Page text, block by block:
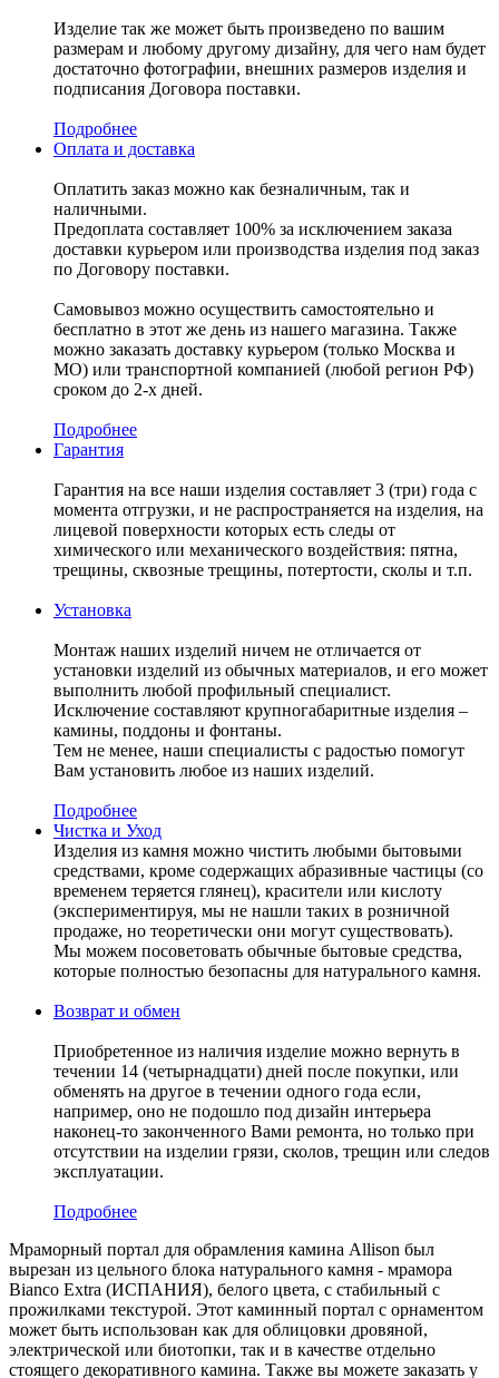
Изделие так же может быть произведено по вашим
размерам и любому другому дизайну, для чего нам будет
достаточно фотографии, внешних размеров изделия и
подписания Договора поставки.
Подробнее
Оплата и доставка
Оплатить заказ можно как безналичным, так и
наличными.
Предоплата составляет 100% за исключением заказа
доставки курьером или производства изделия под заказ
по Договору поставки.
Самовывоз можно осуществить самостоятельно и
бесплатно в этот же день из нашего магазина. Также
можно заказать доставку курьером (только Москва и
МО) или транспортной компанией (любой регион РФ)
сроком до 2-х дней.
Подробнее
Гарантия
Гарантия на все наши изделия составляет 3 (три) года с
момента отгрузки, и не распространяется на изделия, на
лицевой поверхности которых есть следы от
химического или механического воздействия: пятна,
трещины, сквозные трещины, потертости, сколы и т.п.
Установка
Монтаж наших изделий ничем не отличается от
установки изделий из обычных материалов, и его может
выполнить любой профильный специалист.
Исключение составляют крупногабаритные изделия –
камины, поддоны и фонтаны.
Тем не менее, наши специалисты с радостью помогут
Вам установить любое из наших изделий.
Подробнее
Чистка и Уход
Изделия из камня можно чистить любыми бытовыми
средствами, кроме содержащих абразивные частицы (со
временем теряется глянец), красители или кислоту
(экспериментируя, мы не нашли таких в розничной
продаже, но теоретически они могут существовать).
Мы можем посоветовать обычные бытовые средства,
которые полностью безопасны для натурального камня.
Возврат и обмен
Приобретенное из наличия изделие можно вернуть в
течении 14 (четырнадцати) дней после покупки, или
обменять на другое в течении одного года если,
например, оно не подошло под дизайн интерьера
наконец-то законченного Вами ремонта, но только при
отсутствии на изделии грязи, сколов, трещин или следов
эксплуатации.
Подробнее
Мраморный портал для обрамления камина Allison был
вырезан из цельного блока натурального камня - мрамора
Bianco Extra (ИСПАНИЯ), белого цвета, c стабильный с
прожилками текстурой. Этот каминный портал с орнаментом
может быть использован как для облицовки дровяной,
электрической или биотопки, так и в качестве отдельно
стоящего декоративного камина. Также вы можете заказать у